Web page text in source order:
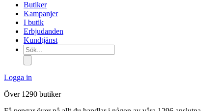
Butiker
Kampanjer
I butik
Erbjudanden
Kundtjänst
Sök...
Logga in
Över 1290 butiker